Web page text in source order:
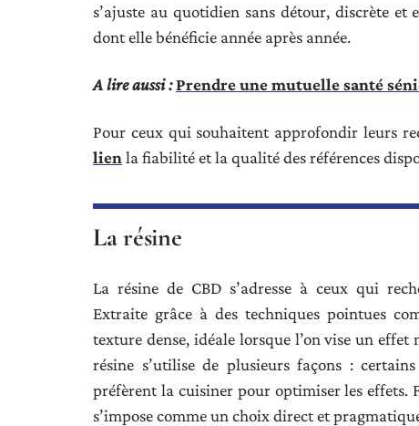
s’ajuste au quotidien sans détour, discrète et
dont elle bénéficie année après année.
A lire aussi :Prendre une mutuelle santé
Pour ceux qui souhaitent approfondir leurs
lien la fiabilité et la qualité des références
La résine
La résine de CBD s’adresse à ceux qui
Extraite grâce à des techniques pointues
texture dense, idéale lorsque l’on vise un
résine s’utilise de plusieurs façons :
préfèrent la cuisiner pour optimiser les effets.
s’impose comme un choix direct et